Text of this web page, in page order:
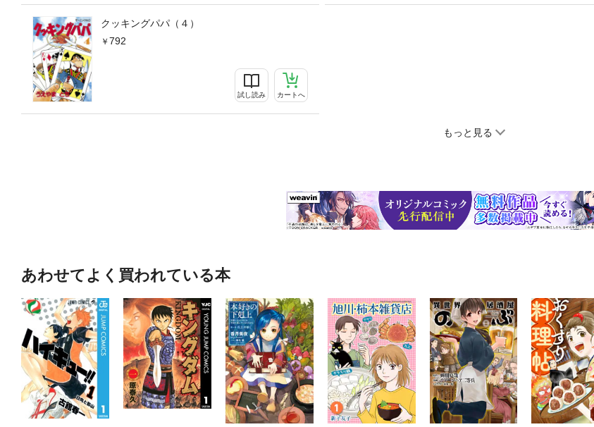
クッキングパパ（４）
792
試し読み カートへ
もっと見る
あわせてよく買われている本